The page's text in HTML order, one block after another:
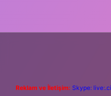
Reklam ve İletişim: Skype: